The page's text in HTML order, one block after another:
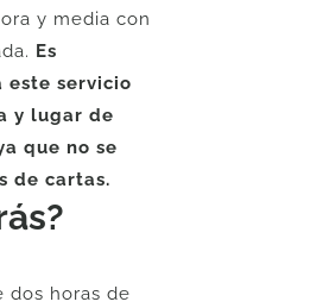
y media con
Es
servicio
y lugar de
que no se
de cartas.
dos horas de